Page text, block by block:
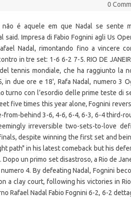
0
é aquele em que Nadal se sente
Impresa di Fabio Fognini agli Us
Nadal, rimontando fino a vincere
in tre set: 1-6 6-2 7-5. RIO DE
tennis mondiale, che ha raggiunto la
due ore e 18', Rafa Nadal, numero 3
turno con l’esordio delle prime teste di
five times this year alone, Fognini
behind 3-6, 4-6, 6-4, 6-3, 6-4 third-
irreversible two-sets-to-love
despite winning the first set and
path" in his latest comeback but his
un primo set disastroso, a Rio de
4. By defeating Nadal, Fognini
a clay court, following his victories in
Rafael Nadal Fabio Fognini 6-2, 6-2